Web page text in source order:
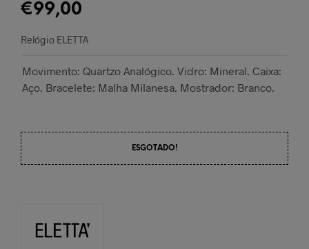
€99,00
Relógio ELETTA
Movimento: Quartzo Analógico. Vidro: Mineral. Caixa:
Aço. Bracelete: Malha Milanesa. Mostrador: Branco.
ESGOTADO!